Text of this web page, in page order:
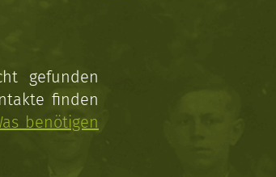
gefunden
finden
benötigen